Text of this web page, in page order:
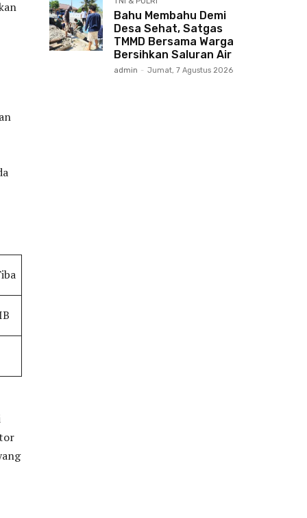
Bahu Membahu Demi
Desa Sehat, Satgas
TMMD Bersama Warga
Bersihkan Saluran Air
admin - Jumat, 7 Agustus 2026